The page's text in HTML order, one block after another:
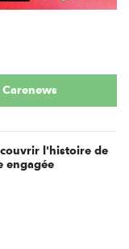
Carenews
l'histoire de
engagée